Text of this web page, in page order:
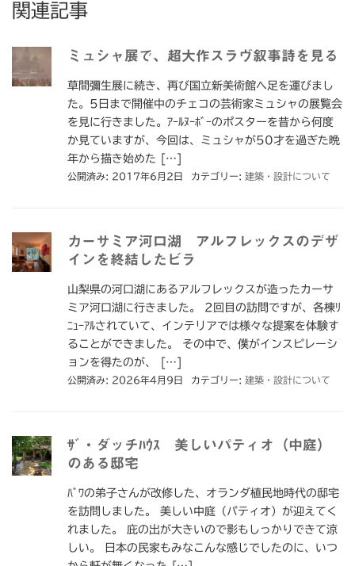
関連記事
ミュシャ展で、超大作スラヴ叙事詩を見る
草間彌生展に続き、再び国立新美術館へ足を運びまし
た。5日まで開催中のチェコの芸術家ミュシャの展覧会
を見に行きました。ｱｰﾙﾇｰﾎﾞｰのポスターを昔から何度
か見ていますが、今回は、ミュシャが50才を過ぎた晩
年から描き始めた […]
公開済み: 2017年6月2日 カテゴリー: 建築・設計について
カーサミア河口湖 アルフレックスのデザ
インを終結したビラ
山梨県の河口湖にあるアルフレックスが造ったカーサ
ミア河口湖に行きました。 2回目の訪問ですが、各棟ﾘ
ﾆｭｰｱﾙされていて、インテリアでは様々な提案を体験す
ることができました。 その中で、僕がインスピレーシ
ョンを得たのが、 […]
公開済み: 2026年4月9日 カテゴリー: 建築・設計について
ｻﾞ・ダッチﾊｳｽ 美しいパティオ（中庭）
のある邸宅
ﾊﾞﾜの弟子さんが改修した、オランダ植民地時代の邸宅
を訪問しました。 美しい中庭（パティオ）が迎えてく
れました。 庇の出が大きいので影もしっかりできて涼
しい。 日本の民家もみなこんな感じでしたのに、いつ